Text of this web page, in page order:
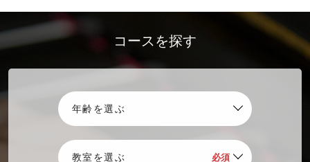
5人の一流ピアニストがあなたの講師に「ピアノプレミアムレッス
ン 2026 Vol.2」
ル」チケット発売中
2026.04.01
2026 4月1日（水）～8月31日（月）開催
コースを探す